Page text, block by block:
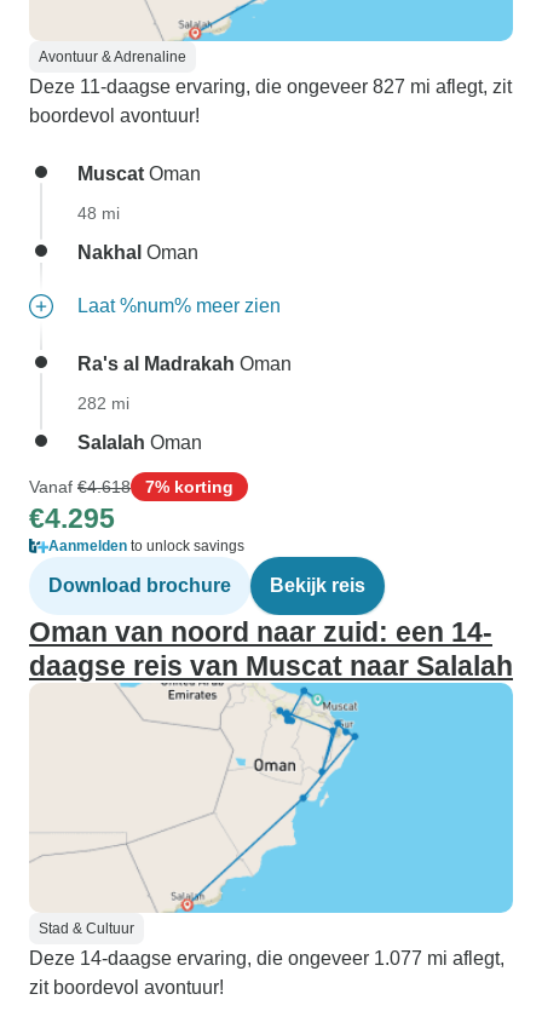
Avontuur & Adrenaline
Deze 11-daagse ervaring, die ongeveer 827 mi aflegt, zit
boordevol avontuur!
Muscat Oman
48 mi
Nakhal Oman
Laat %num% meer zien
Ra's al Madrakah Oman
282 mi
Salalah Oman
Vanaf €4.618 7% korting
€4.295
Aanmelden to unlock savings
Download brochure Bekijk reis
Oman van noord naar zuid: een 14-
daagse reis van Muscat naar Salalah
Stad & Cultuur
Deze 14-daagse ervaring, die ongeveer 1.077 mi aflegt,
zit boordevol avontuur!